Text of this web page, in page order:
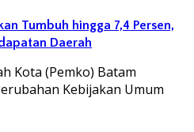
Tumbuh hingga 7,4 Persen,
Daerah
Kota (Pemko) Batam
Kebijakan Umum